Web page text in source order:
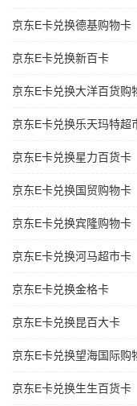
京东E卡兑换德基购物卡
京东E卡兑换新百卡
京东E卡兑换大洋百货购
京东E卡兑换乐天玛特超
京东E卡兑换星力百货卡
京东E卡兑换国贸购物卡
京东E卡兑换宾隆购物卡
京东E卡兑换河马超市卡
京东E卡兑换金格卡
京东E卡兑换昆百大卡
京东E卡兑换望海国际购
京东E卡兑换生生百货卡